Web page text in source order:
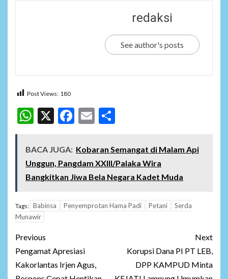
redaksi
See author's posts
Post Views: 180
WhatsApp
X Facebook
Email
BACA JUGA: Kobaran Semangat di Malam Api
Unggun, Pangdam XXIII/Palaka Wira
Bangkitkan Jiwa Bela Negara Kadet Muda
Tags: Babinsa Penyemprotan Hama Padi Petani
Serda
Munawir
Post
navigation
Previous
Pengamat Apresiasi
Kakorlantas Irjen Agus,
Next
Korupsi Dana PI PT LEB,
DPP KAMPUD Minta